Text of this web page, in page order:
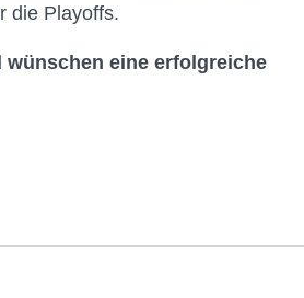
die Playoffs.
eine erfolgreiche